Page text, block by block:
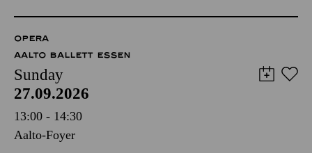
OPERA
AALTO BALLETT ESSEN
Sunday
27.09.2026
13:00 - 14:30
Aalto-Foyer